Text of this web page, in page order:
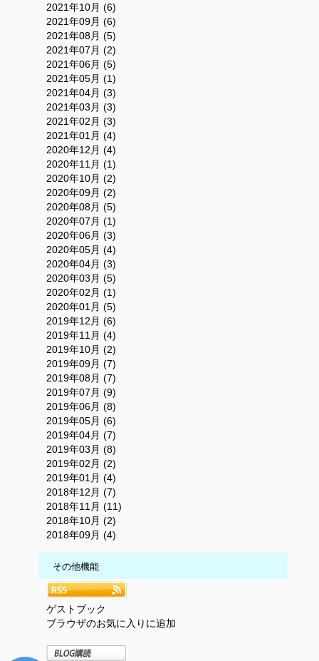
2021年10月 (6)
2021年09月 (6)
2021年08月 (5)
2021年07月 (2)
2021年06月 (5)
2021年05月 (1)
2021年04月 (3)
2021年03月 (3)
2021年02月 (3)
2021年01月 (4)
2020年12月 (4)
2020年11月 (1)
2020年10月 (2)
2020年09月 (2)
2020年08月 (5)
2020年07月 (1)
2020年06月 (3)
2020年05月 (4)
2020年04月 (3)
2020年03月 (5)
2020年02月 (1)
2020年01月 (5)
2019年12月 (6)
2019年11月 (4)
2019年10月 (2)
2019年09月 (7)
2019年08月 (7)
2019年07月 (9)
2019年06月 (8)
2019年05月 (6)
2019年04月 (7)
2019年03月 (8)
2019年02月 (2)
2019年01月 (4)
2018年12月 (7)
2018年11月 (11)
2018年10月 (2)
2018年09月 (4)
その他機能
ゲストブック
ブラウザのお気に入りに追加